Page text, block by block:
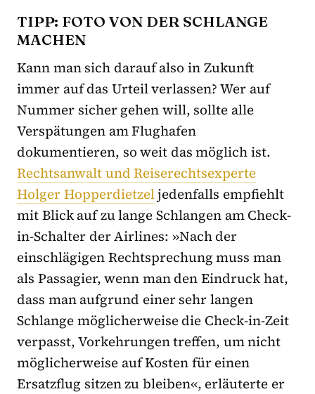
TIPP: FOTO VON DER SCHLANGE
MACHEN
Kann man sich darauf also in Zukunft
immer auf das Urteil verlassen? Wer auf
Nummer sicher gehen will, sollte alle
Verspätungen am Flughafen
dokumentieren, so weit das möglich ist.
Rechtsanwalt und Reiserechtsexperte
Holger Hopperdietzeljedenfalls empfiehlt
mit Blick auf zu lange Schlangen am Check-
in-Schalter der Airlines: »Nach der
einschlägigen Rechtsprechung muss man
als Passagier, wenn man den Eindruck hat,
dass man aufgrund einer sehr langen
Schlange möglicherweise die Check-in-Zeit
verpasst, Vorkehrungen treffen, um nicht
möglicherweise auf Kosten für einen
Ersatzflug sitzen zu bleiben«, erläuterte er